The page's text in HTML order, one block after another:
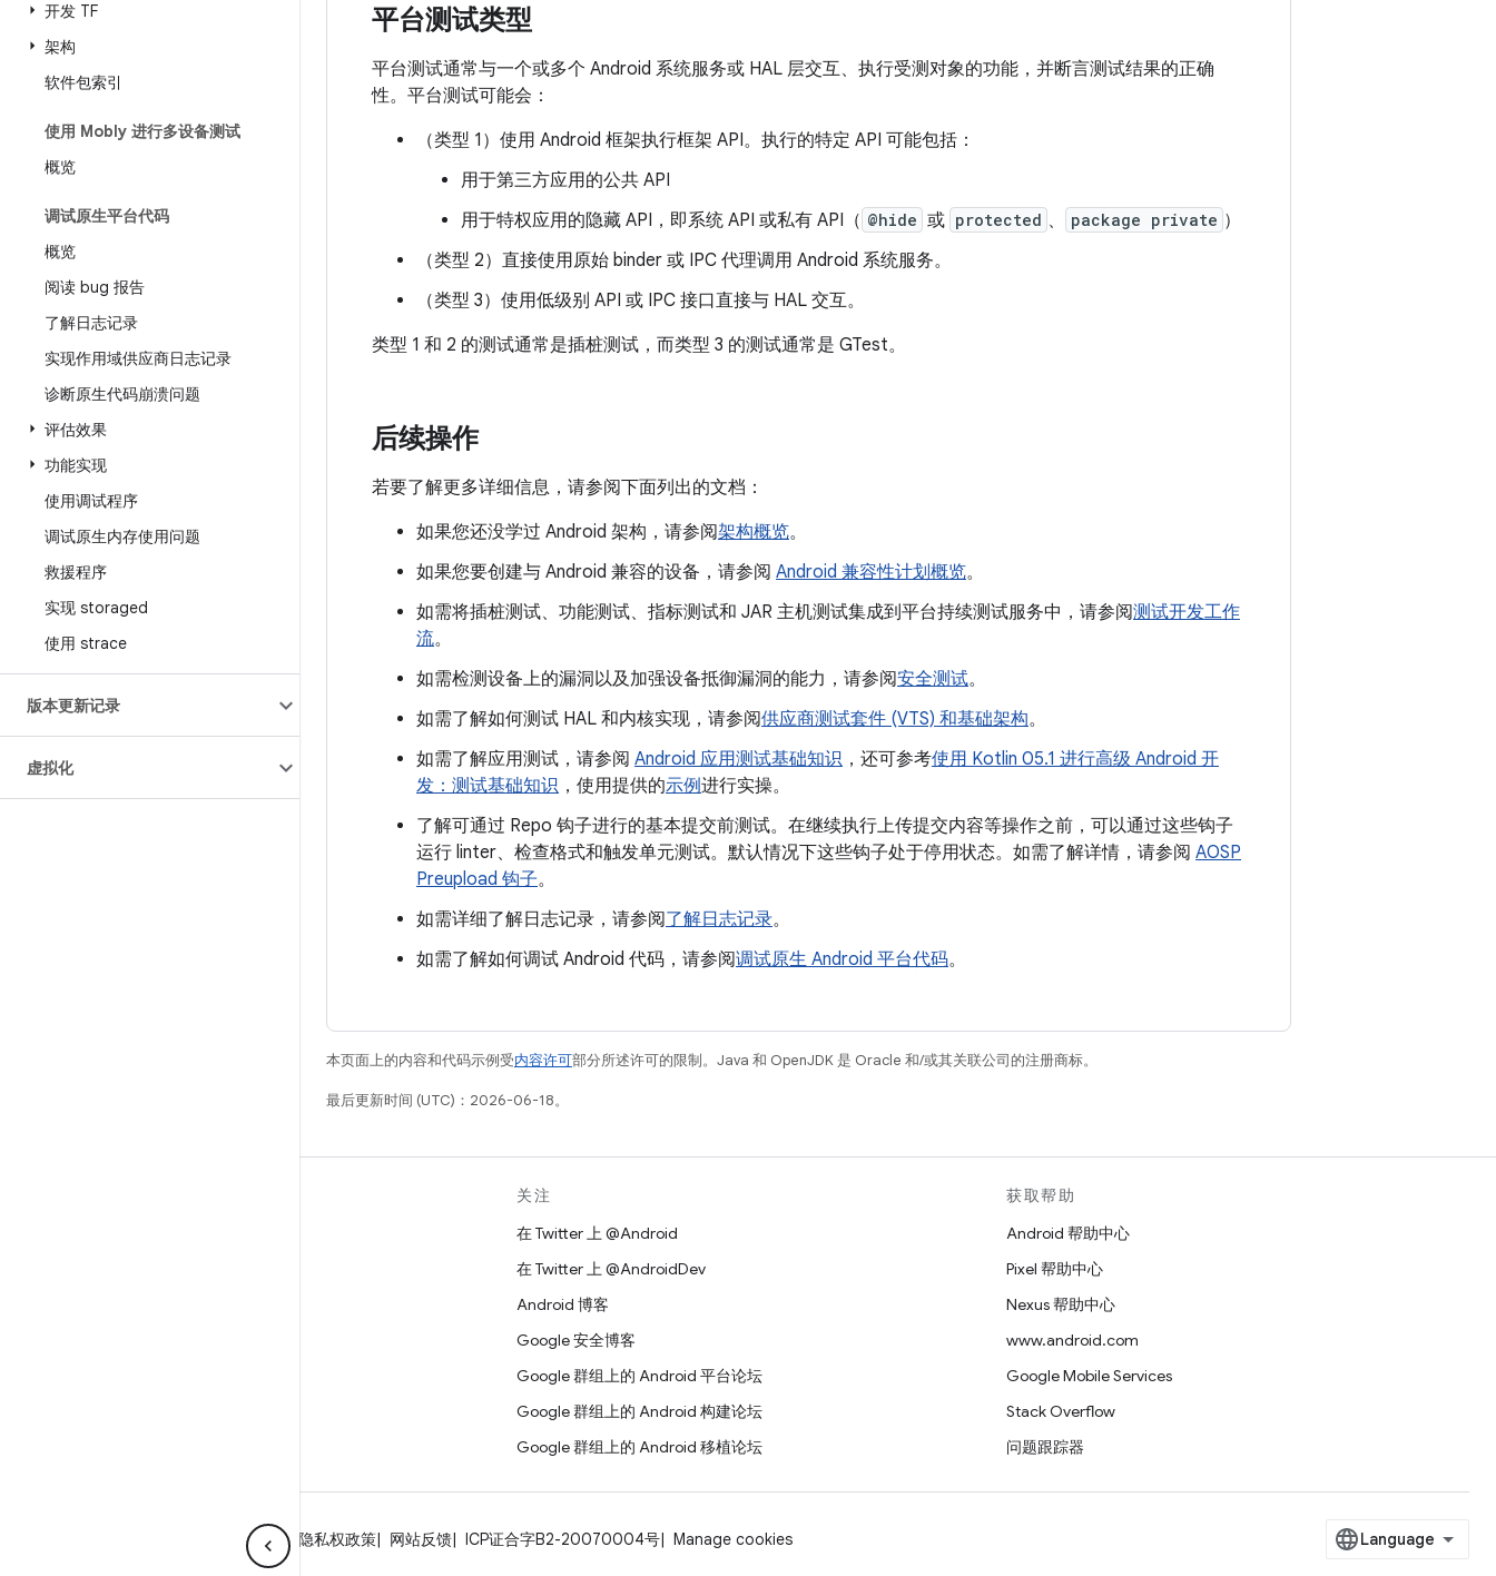
开发 TF
架构
软件包索引
使用 Mobly 进行多设备测试
概览
调试原生平台代码
概览
阅读 bug 报告
了解日志记录
实现作用域供应商日志记录
诊断原生代码崩溃问题
评估效果
功能实现
使用调试程序
调试原生内存使用问题
救援程序
实现 storaged
使用 strace
版本更新记录
虚拟化
平台测试类型
平台测试通常与一个或多个 Android 系统服务或 HAL 层交互、执行受测对象的功能，并断言测试结果的正确
性。平台测试可能会：
（类型 1）使用 Android 框架执行框架 API。执行的特定 API 可能包括：
用于第三方应用的公共 API
用于特权应用的隐藏 API，即系统 API 或私有 API（ @hide 或 protected 、 package private ）
（类型 2）直接使用原始 binder 或 IPC 代理调用 Android 系统服务。
（类型 3）使用低级别 API 或 IPC 接口直接与 HAL 交互。
类型 1 和 2 的测试通常是插桩测试，而类型 3 的测试通常是 GTest。
后续操作
若要了解更多详细信息，请参阅下面列出的文档：
如果您还没学过 Android 架构，请参阅架构概览。
如果您要创建与 Android 兼容的设备，请参阅 Android 兼容性计划概览。
如需将插桩测试、功能测试、指标测试和 JAR 主机测试集成到平台持续测试服务中，请参阅测试开发工作
流。
如需检测设备上的漏洞以及加强设备抵御漏洞的能力，请参阅安全测试。
如需了解如何测试 HAL 和内核实现，请参阅供应商测试套件 (VTS) 和基础架构。
如需了解应用测试，请参阅 Android 应用测试基础知识 ，还可参考使用 Kotlin 05.1 进行高级 Android 开
发：测试基础知识 ，使用提供的示例进行实操。
了解可通过 Repo 钩子进行的基本提交前测试。在继续执行上传提交内容等操作之前，可以通过这些钩子
运行 linter、检查格式和触发单元测试。默认情况下这些钩子处于停用状态。如需了解详情，请参阅 AOSP
Preupload 钩子。
如需详细了解日志记录，请参阅了解日志记录。
如需了解如何调试 Android 代码，请参阅调试原生 Android 平台代码。
本页面上的内容和代码示例受内容许可部分所述许可的限制。Java 和 OpenJDK 是 Oracle 和/或其关联公司的注册商标。
最后更新时间 (UTC)：2026-06-18。
关注
在 Twitter 上 @Android
在 Twitter 上 @AndroidDev
Android 博客
Google 安全博客
Google 群组上的 Android 平台论坛
Google 群组上的 Android 构建论坛
Google 群组上的 Android 移植论坛
获取帮助
Android 帮助中心
Pixel 帮助中心
Nexus 帮助中心
www.android.com
Google Mobile Services
Stack Overflow
问题跟踪器
许可 隐私权政策 网站反馈 ICP证合字B2-20070004号 Manage cookies